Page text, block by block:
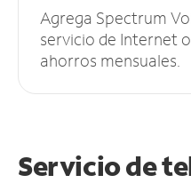
Agrega Spectrum
servicio de Internet
ahorros mensuales.
Servicio de